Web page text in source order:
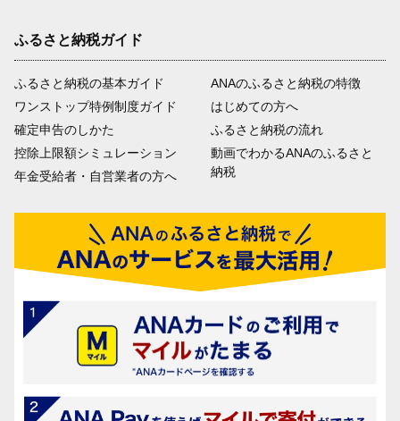
ふるさと納税ガイド
ふるさと納税の基本ガイド
ワンストップ特例制度ガイド
確定申告のしかた
控除上限額シミュレーション
年金受給者・自営業者の方へ
ANAのふるさと納税の特徴
はじめての方へ
ふるさと納税の流れ
動画でわかるANAのふるさと
納税